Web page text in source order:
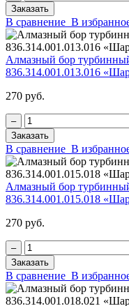
Заказать
В сравнение В
Алмазный бор
836.314.001.013.016
270 руб.
‒
Заказать
В сравнение В
Алмазный бор
836.314.001.015.018
270 руб.
‒
Заказать
В сравнение В